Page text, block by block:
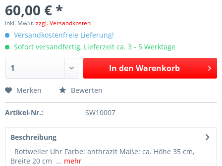
60,00 € *
inkl. MwSt.zzgl. Versandkosten
Versandkostenfreie Lieferung!
Sofort versandfertig, Lieferzeit ca. 3 - 5 Werktage
In den Warenkorb
Merken Bewerten
Artikel-Nr.: SW10007
Beschreibung
Rottweiler Uhr Farbe: anthrazit Maße: ca. Höhe 35 cm,
Breite 20 cm ... mehr